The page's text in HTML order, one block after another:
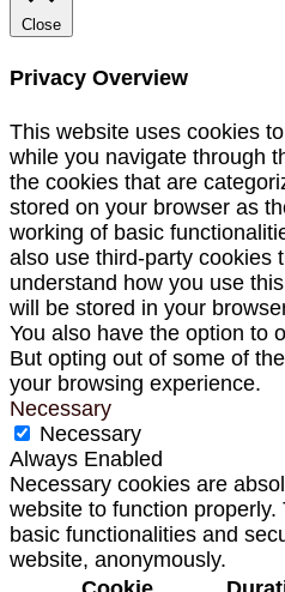
Close
Privacy Overview
This website uses cookies
while you navigate through
the cookies that are
stored on your browser as
working of basic
also use third-party cookies
understand how you use
will be stored in your
You also have the option to
But opting out of some of
your browsing experience.
Necessary
Necessary
Always Enabled
Necessary cookies are
website to function
basic functionalities and
website, anonymously.